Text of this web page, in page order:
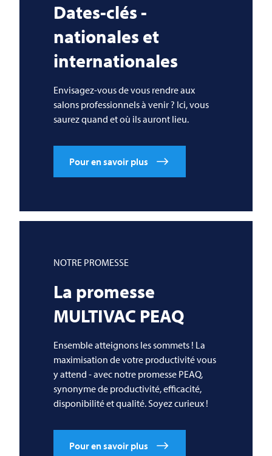
Dates-clés -
nationales et
internationales
Envisagez-vous de vous rendre aux
salons professionnels à venir ? Ici, vous
saurez quand et où ils auront lieu.
Pour en savoir plus
NOTRE PROMESSE
La promesse
MULTIVAC PEAQ
Ensemble atteignons les sommets ! La
maximisation de votre productivité vous
y attend - avec notre promesse PEAQ,
synonyme de productivité, efficacité,
disponibilité et qualité. Soyez curieux !
Pour en savoir plus